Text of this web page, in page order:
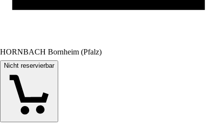
HORNBACH Bornheim (Pfalz)
Nicht reservierbar